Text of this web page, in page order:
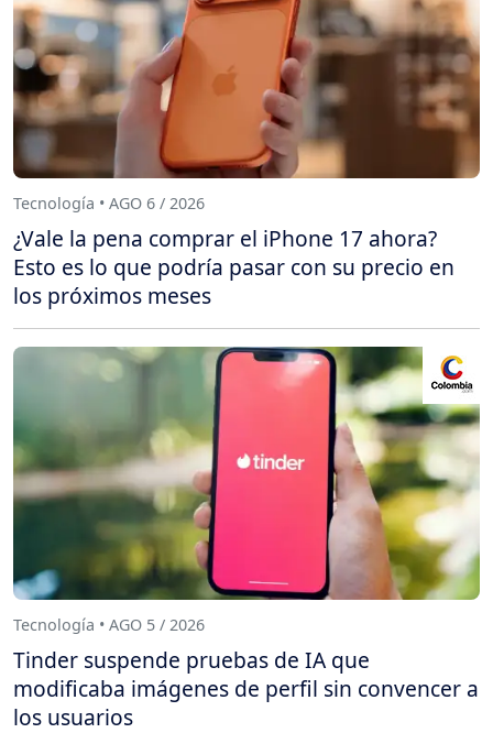
Tecnología • AGO 6 / 2026
¿Vale la pena comprar el iPhone 17 ahora?
Esto es lo que podría pasar con su precio en
los próximos meses
Tecnología • AGO 5 / 2026
Tinder suspende pruebas de IA que
modificaba imágenes de perfil sin convencer a
los usuarios